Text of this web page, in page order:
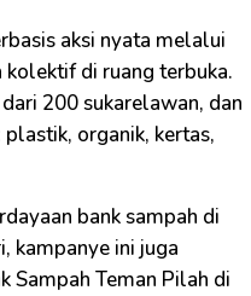
aksi nyata melalui
kolektif di ruang terbuka.
200 sukarelawan, dan
organik, kertas,
bank sampah di
kampanye ini juga
Sampah Teman Pilah di